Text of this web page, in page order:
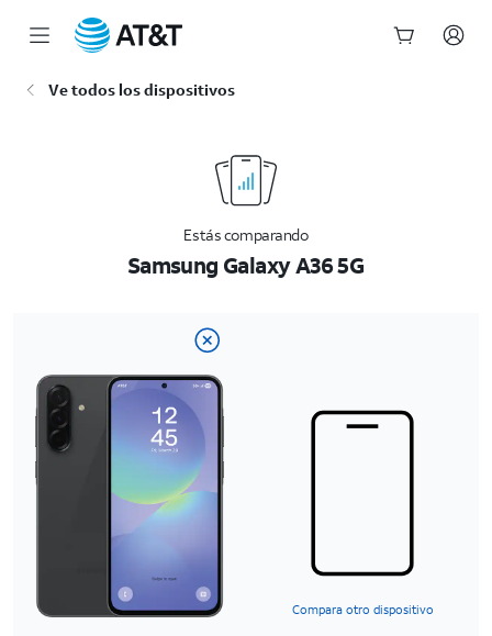
Ve todos los dispositivos
Estás comparando
Samsung Galaxy A36 5G
Compara otro dispositivo